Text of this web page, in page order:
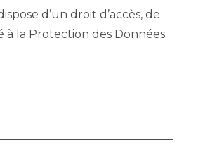
d’un droit d’accès, de
à la Protection des Données